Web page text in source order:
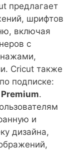
предлагает
шрифтов
включая
с
Cricut также
подписке:
.
и
дизайна,